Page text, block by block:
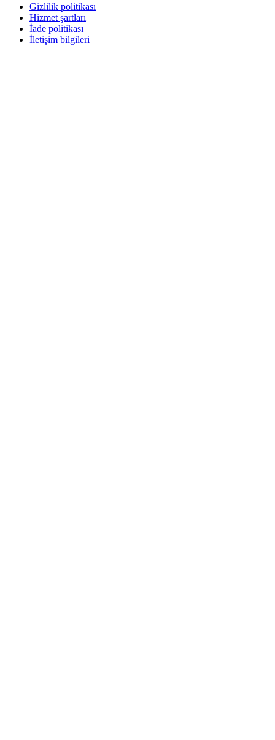
Gizlilik politikası
Hizmet şartları
İade politikası
İletişim bilgileri